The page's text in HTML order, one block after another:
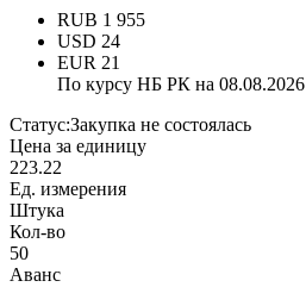
RUB 1 955
USD 24
EUR 21
По курсу НБ РК на 08.08.2026
Статус:Закупка не состоялась
Цена за единицу
223.22
Ед. измерения
Штука
Кол-во
50
Аванс